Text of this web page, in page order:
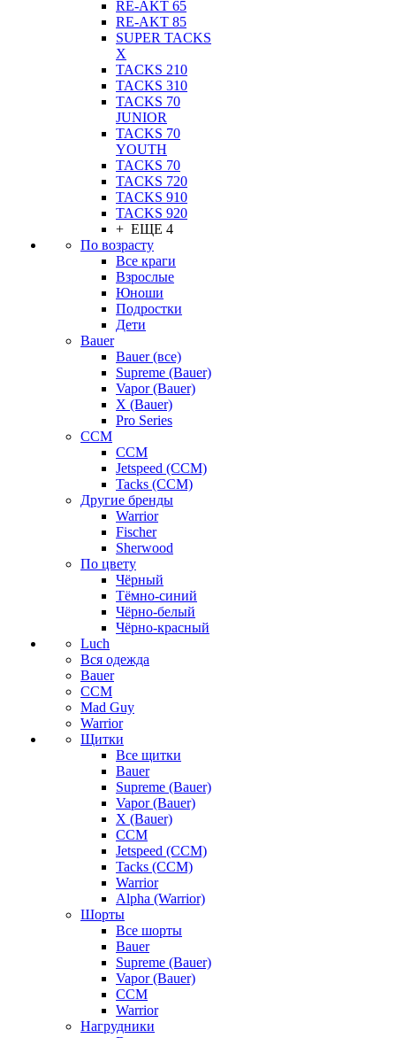
RE-AKT 65
RE-AKT 85
SUPER TACKS
X
TACKS 210
TACKS 310
TACKS 70
JUNIOR
TACKS 70
YOUTH
TACKS 70
TACKS 720
TACKS 910
TACKS 920
+ ЕЩЕ 4
По возрасту
Все краги
Взрослые
Юноши
Подростки
Дети
Bauer
Bauer (все)
Supreme (Bauer)
Vapor (Bauer)
X (Bauer)
Pro Series
CCM
CCM
Jetspeed (CCM)
Tacks (CCM)
Другие бренды
Warrior
Fischer
Sherwood
По цвету
Чёрный
Тёмно-синий
Чёрно-белый
Чёрно-красный
Luch
Вся одежда
Bauer
CCM
Mad Guy
Warrior
Щитки
Все щитки
Bauer
Supreme (Bauer)
Vapor (Bauer)
X (Bauer)
CCM
Jetspeed (CCM)
Tacks (CCM)
Warrior
Alpha (Warrior)
Шорты
Все шорты
Bauer
Supreme (Bauer)
Vapor (Bauer)
CCM
Warrior
Нагрудники